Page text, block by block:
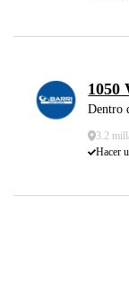
1050
Dentro
3.2
Hacer